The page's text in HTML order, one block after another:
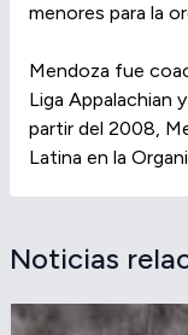
menores para la
Mendoza fue
Liga Appalachian
partir del 2008,
Latina en la
Noticias